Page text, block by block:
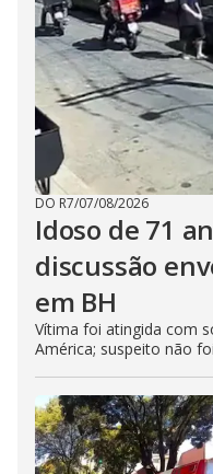
DO R7/07/08/2026
Idoso de 71
discussão
em BH
Vítima foi atingida com
América; suspeito não